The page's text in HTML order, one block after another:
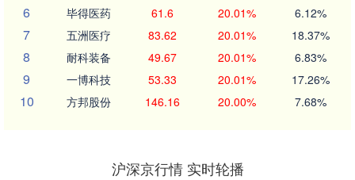
6 毕得医药 61.6 20.01% 6.12%
7 五洲医疗 83.62 20.01% 18.37%
8 耐科装备 49.67 20.01% 6.83%
9 一博科技 53.33 20.01% 17.26%
10 方邦股份 146.16 20.00% 7.68%
沪深京行情 实时轮播